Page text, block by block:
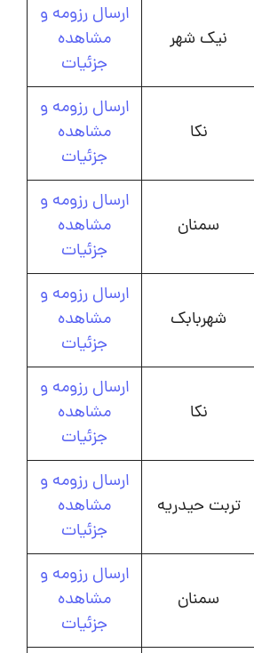
نیک شهر
ارسال رزومه و
مشاهده
جزئیات
نکا
ارسال رزومه و
مشاهده
جزئیات
سمنان
ارسال رزومه و
مشاهده
جزئیات
شهربابک
ارسال رزومه و
مشاهده
جزئیات
نکا
ارسال رزومه و
مشاهده
جزئیات
تربت حیدریه
ارسال رزومه و
مشاهده
جزئیات
سمنان
ارسال رزومه و
مشاهده
جزئیات